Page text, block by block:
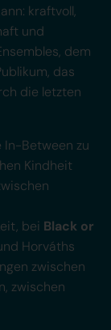
kraftvoll,
und
dem
das
die letzten
In-Between zu
Kindheit
bei Black or
Horváths
zwischen
zwischen